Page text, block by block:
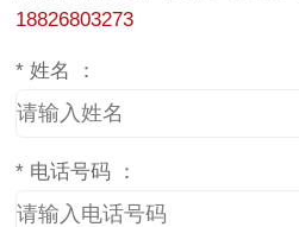
18826803273
* 姓名 ：
* 电话号码 ：